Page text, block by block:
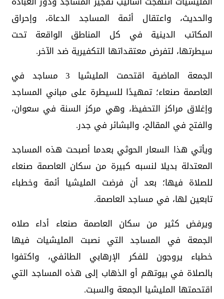
والحديث، واعتقال أئمة المساجد الدعاة، وإحراق
المكاتب الدينية في كل المناطق الواقعة تحت
سيطرتها، لتفرض معتقداتها التكفيرية ضد الآخر.
الجمعة الماضية اقتحمت المليشيا 3 مساجد في
العاصمة صنعاء؛ تمهيدًا للسيطرة على مباني المساجد
وإغلاق مراكز التحفيظ، وهي مركز السنة في سعوان،
والفتح في المقالح، والبشائر في جدر.
ويأتي هذا السعار الحوثي بعدما أصبحت هذه المساجد
المعتدلة بديلا لنسبه كبيرة من سكان العاصمة صنعاء
للصلاة فيها؛ بعد أن فرضت المليشيا أئمة وخطباء
تابعين لها، في مساجد العاصمة.
ويرفض كثير من سكان العاصمة صنعاء أداء صلاه
الجمعة في المساجد التي نصبت المليشيات فيها
خطباء يروجون للفكر الإرهابي الطائفي، واكتفوا
بالصلاة في بيوتهم أو الذهاب إلى هذه المساجد التي
اقتحمتها المليشيا الجمعة والسبت.